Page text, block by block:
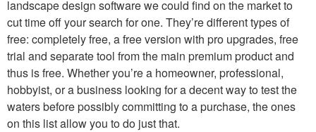
landscape design software we could find on the market to
cut time off your search for one. They’re different types of
free: completely free, a free version with pro upgrades, free
trial and separate tool from the main premium product and
thus is free. Whether you’re a homeowner, professional,
hobbyist, or a business looking for a decent way to test the
waters before possibly committing to a purchase, the ones
on this list allow you to do just that.